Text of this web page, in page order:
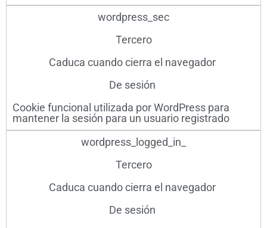
wordpress_sec
Tercero
Caduca cuando cierra el navegador ​
De sesión ​
Cookie funcional utilizada por WordPress para
mantener la sesión para un usuario registrado
wordpress_logged_in_
Tercero
Caduca cuando cierra el navegador ​
De sesión ​